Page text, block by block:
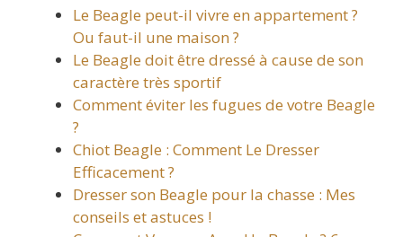
Le Beagle peut-il vivre en appartement ?
Ou faut-il une maison ?
Le Beagle doit être dressé à cause de son
caractère très sportif
Comment éviter les fugues de votre Beagle
?
Chiot Beagle : Comment Le Dresser
Efficacement ?
Dresser son Beagle pour la chasse : Mes
conseils et astuces !